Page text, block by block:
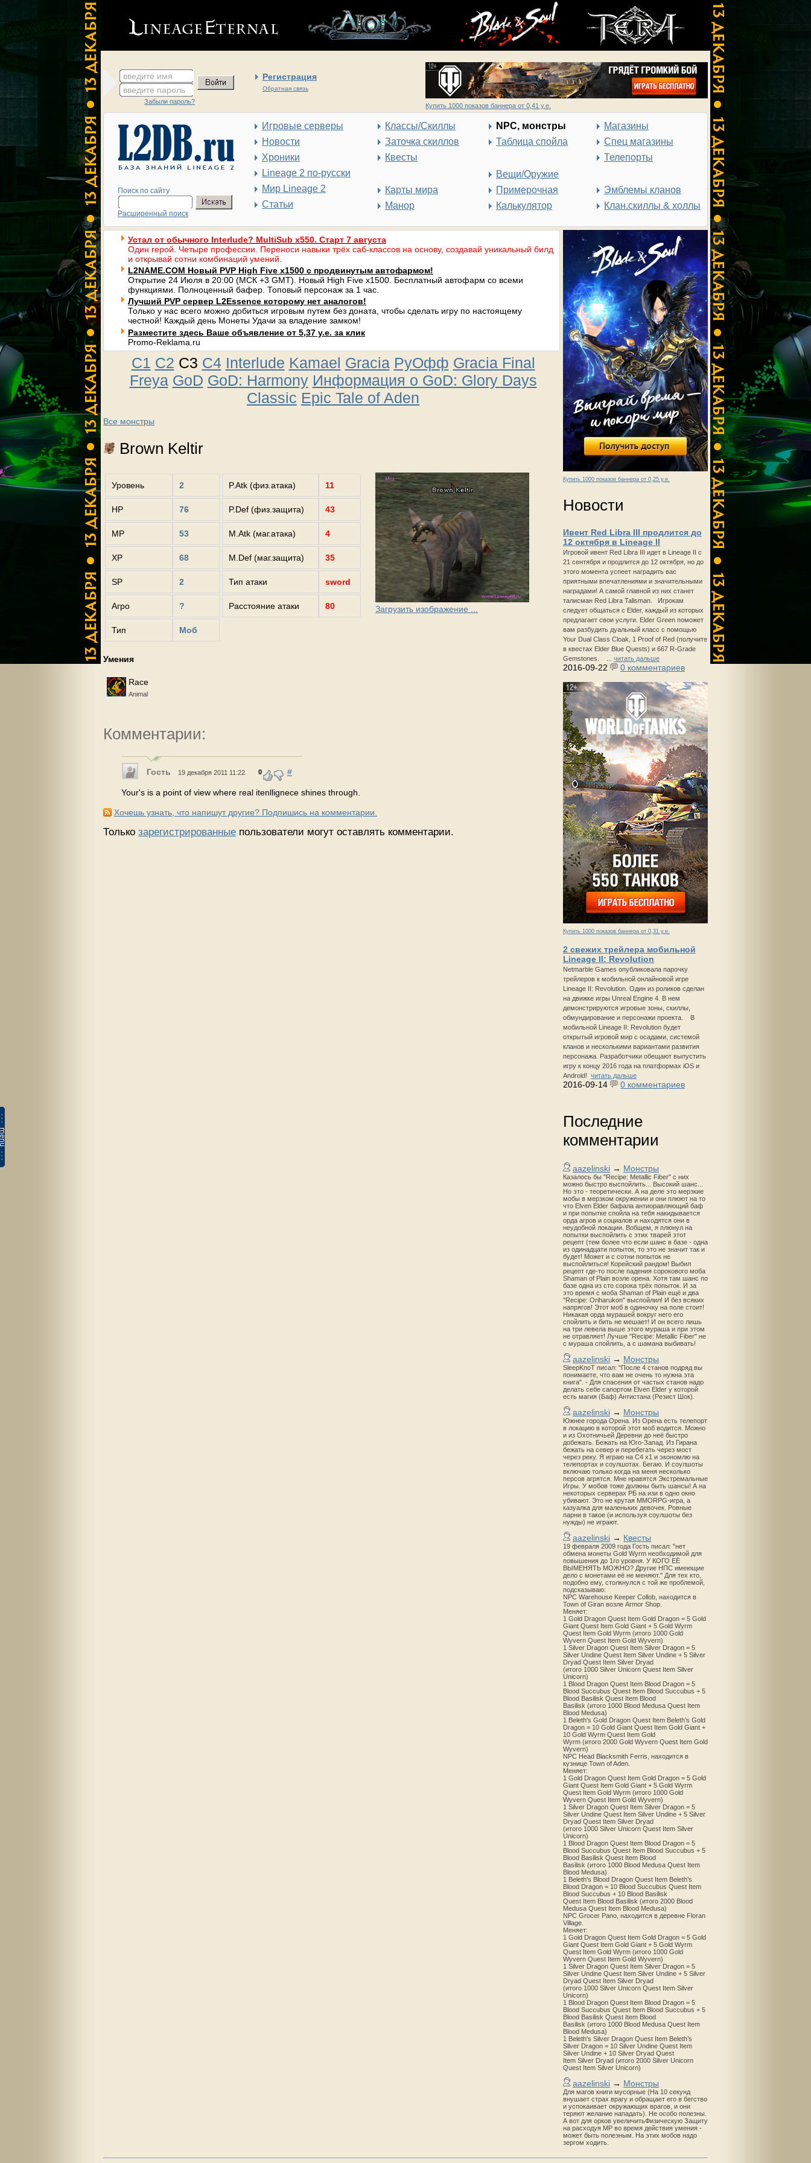
введите имя Регистрация
Обратная связь
введите пароль
Забыли пароль?
Купить 1000 показов баннера от 0,41 у.е.
Поиск по сайту
Расширенный поиск
Игровые серверы
Новости
Хроники
Lineage 2 по-русски
Мир Lineage 2
Статьи
Классы/Скиллы
Заточка скиллов
Квесты
Карты мира
Манор
NPC, монстры
Таблица спойла
Вещи/Оружие
Примерочная
Калькулятор
Магазины
Спец магазины
Телепорты
Эмблемы кланов
Клан.скиллы & холлы
Купить 1000 показов баннера от 0,25 у.е.
Новости
Ивент Red Libra III продлится до
12 октября в Lineage II
Игровой ивент Red Libra III идет в Lineage II с
21 сентября и продлится до 12 октября, но до
этого момента успеет наградить вас
приятными впечатлениями и значительными
наградами! А самой главной из них станет
талисман Red Libra Talisman. Игрокам
следует общаться с Elder, каждый из которых
предлагает свои услуги. Elder Green поможет
вам разбудить дуальный класс с помощью
Your Dual Class Cloak, 1 Proof of Red (получите
в квестах Elder Blue Quests) и 667 R-Grade
Gemstones. ... читать дальше
2016-09-22 0 комментариев
Купить 1000 показов баннера от 0,31 у.е.
2 свежих трейлера мобильной
Lineage II: Revolution
Netmarble Games опубликовала парочку
трейлеров к мобильной онлайновой игре
Lineage II: Revolution. Один из роликов сделан
на движке игры Unreal Engine 4. В нем
демонстрируются игровые зоны, скиллы,
обмундирование и персонажи проекта. В
мобильной Lineage II: Revolution будет
открытый игровой мир с осадами, системой
кланов и несколькими вариантами развития
персонажа. Разработчики обещают выпустить
игру к концу 2016 года на платформах iOS и
Android! читать дальше
2016-09-14 0 комментариев
Последние
комментарии
aazelinski → Монстры
Казалось бы "Recipe: Metallic Fiber" с них
можно быстро выспойлить... Высокий шанс...
Но это - теоретически. А на деле это мерзкие
мобы в мерзком окружении и они плюют на то
что Elven Elder бафала антиоравляющий баф
и при попытке спойла на тебя накидывается
орда агров и социалов и находятся они в
неудобной локации. Вобщем, я плюнул на
попытки выспойлить с этих тварей этот
рецепт (тем более что если шанс в базе - одна
из одинадцати попыток, то это не значит так и
будет! Может и с сотни попыток не
выспойлиться! Корейский рандом! Выбил
рецепт где-то после падения сорокового моба
Shaman of Plain возле орена. Хотя там шанс по
базе одна из сто сорока трёх попыток. И за
это время с моба Shaman of Plain ещё и два
"Recipe: Oriharukon" выспойлил! И без всяких
напрягов! Этот моб в одиночку на поле стоит!
Никакая орда мурашей вокруг него его
спойлить и бить не мешает! И он всего лишь
на три левела выше этого мураша и при этом
не отравляет! Лучше "Recipe: Metallic Fiber" не
с мураша спойлить, а с шамана выбивать!
aazelinski → Монстры
SleepKnoT писал: "После 4 станов подряд вы
понимаете, что вам не очень то нужна эта
книга". - Для спасения от частых станов надо
делать себе сапортом Elven Elder у которой
есть магия (Баф) Антистана (Резист Шок).
aazelinski → Монстры
Южнее города Орена. Из Орена есть телепорт
в локацию в которой этот моб водится. Можно
и из Охотничьей Деревни до неё быстро
добежать. Бежать на Юго-Запад. Из Гирана
бежать на север и перебегать через мост
через реку. Я играю на С4 х1 и экономлю на
телепортах и соулшотах. Бегаю. И соулшоты
включаю только когда на меня несколько
персов агрятся. Мне нравятся Экстремальные
Игры. У мобов тоже должны быть шансы! А на
некоторых серверах РБ на изи в одно окно
убивают. Это не крутая MMORPG-игра, а
казуалка для маленьких девочек. Ровные
парни в такое (и используя соулшоты без
нужды) не играют.
aazelinski → Квесты
19 февраля 2009 года Гость писал: "нет
обмена монеты Gold Wyrm необходимой для
повышения до 1го уровня. У КОГО ЕЁ
ВЫМЕНЯТЬ МОЖНО? Другие НПС имеющие
дело с монетами её не меняют." Для тех кто,
подобно ему, столкнулся с той же проблемой,
подсказываю:
NPC Warehouse Keeper Collob, находится в
Town of Giran возле Armor Shop.
Меняет:
1 Gold Dragon Quest Item Gold Dragon = 5 Gold
Giant Quest Item Gold Giant + 5 Gold Wyrm
Quest Item Gold Wyrm (итого 1000 Gold
Wyvern Quest Item Gold Wyvern)
1 Silver Dragon Quest Item Silver Dragon = 5
Silver Undine Quest Item Silver Undine + 5 Silver
Dryad Quest Item Silver Dryad
(итого 1000 Silver Unicorn Quest Item Silver
Unicorn)
1 Blood Dragon Quest Item Blood Dragon = 5
Blood Succubus Quest Item Blood Succubus + 5
Blood Basilisk Quest Item Blood
Basilisk (итого 1000 Blood Medusa Quest Item
Blood Medusa)
1 Beleth's Gold Dragon Quest Item Beleth’s Gold
Dragon = 10 Gold Giant Quest Item Gold Giant +
10 Gold Wyrm Quest Item Gold
Wyrm (итого 2000 Gold Wyvern Quest Item Gold
Wyvern)
NPC Head Blacksmith Ferris, находится в
кузнице Town of Aden.
Меняет:
1 Gold Dragon Quest Item Gold Dragon = 5 Gold
Giant Quest Item Gold Giant + 5 Gold Wyrm
Quest Item Gold Wyrm (итого 1000 Gold
Wyvern Quest Item Gold Wyvern)
1 Silver Dragon Quest Item Silver Dragon = 5
Silver Undine Quest Item Silver Undine + 5 Silver
Dryad Quest Item Silver Dryad
(итого 1000 Silver Unicorn Quest Item Silver
Unicorn)
1 Blood Dragon Quest Item Blood Dragon = 5
Blood Succubus Quest Item Blood Succubus + 5
Blood Basilisk Quest Item Blood
Basilisk (итого 1000 Blood Medusa Quest Item
Blood Medusa)
1 Beleth's Blood Dragon Quest Item Beleth’s
Blood Dragon = 10 Blood Succubus Quest Item
Blood Succubus + 10 Blood Basilisk
Quest Item Blood Basilisk (итого 2000 Blood
Medusa Quest Item Blood Medusa)
NPC Grocer Pano, находится в деревне Floran
Village.
Меняет:
1 Gold Dragon Quest Item Gold Dragon = 5 Gold
Giant Quest Item Gold Giant + 5 Gold Wyrm
Quest Item Gold Wyrm (итого 1000 Gold
Wyvern Quest Item Gold Wyvern)
1 Silver Dragon Quest Item Silver Dragon = 5
Silver Undine Quest Item Silver Undine + 5 Silver
Dryad Quest Item Silver Dryad
(итого 1000 Silver Unicorn Quest Item Silver
Unicorn)
1 Blood Dragon Quest Item Blood Dragon = 5
Blood Succubus Quest Item Blood Succubus + 5
Blood Basilisk Quest Item Blood
Basilisk (итого 1000 Blood Medusa Quest Item
Blood Medusa)
1 Beleth's Silver Dragon Quest Item Beleth’s
Silver Dragon = 10 Silver Undine Quest Item
Silver Undine + 10 Silver Dryad Quest
Item Silver Dryad (итого 2000 Silver Unicorn
Quest Item Silver Unicorn)
aazelinski → Монстры
Для магов книги мусорные (На 10 секунд
внушает страх врагу и обращает его в бегство
и успокаивает окружающих врагов, и они
теряют желание нападать). Не особо полезны.
А вот для орков увеличитьФизическую Защиту
на расходуя MP во время действия умения -
может быть полезным. На этих мобов надо
зергом ходить.
Устал от обычного Interlude? MultiSub x550. Старт 7 августа
Один герой. Четыре профессии. Переноси навыки трёх саб-классов на основу, создавай уникальный билд
и открывай сотни комбинаций умений.
L2NAME.COM Новый PVP High Five x1500 с продвинутым автофармом!
Открытие 24 Июля в 20:00 (МСК +3 GMT). Новый High Five x1500. Бесплатный автофарм со всеми
функциями. Полноценный бафер. Топовый персонаж за 1 час.
Лучший PVP сервер L2Essence которому нет аналогов!
Только у нас всего можно добиться игровым путем без доната, чтобы сделать игру по настоящему
честной! Каждый день Монеты Удачи за владение замком!
Разместите здесь Ваше объявление от 5,37 у.е. за клик
Promo-Reklama.ru
C1 C2 C3 C4 Interlude Kamael Gracia РуОфф Gracia Final
Freya GoD GoD: Harmony Информация о GoD: Glory Days
Classic Epic Tale of Aden
Все монстры
Brown Keltir
Уровень 2
HP 76
MP 53
XP 68
SP 2
Агро ?
Тип Моб
P.Atk (физ.атака) 11
P.Def (физ.защита) 43
M.Atk (маг.атака) 4
M.Def (маг.защита) 35
Тип атаки sword
Расстояние атаки 80 Загрузить изображение ...
Умения
Race
Animal
Комментарии:
Гость 19 декабря 2011 11:22 0 #
Your's is a point of view where real itenllignece shines through.
Хочешь узнать, что напишут другие? Подпишись на комментарии.
Только зарегистрированные пользователи могут оставлять комментарии.